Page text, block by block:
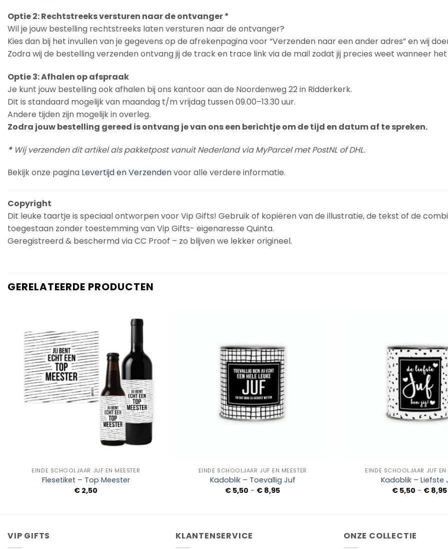
Optie 2: Rechtstreeks versturen naar de ontvanger *
Wil je jouw bestelling rechtstreeks laten versturen naar de ontvanger?
Kies dan bij het invullen van je gegevens op de afrekenpagina voor “Verzenden naar een ander adres” en wij
Zodra wij de bestelling verzenden ontvang jij de track en trace link via de mail zodat jij precies weet wanneer
Optie 3: Afhalen op afspraak
Je kunt jouw bestelling ook afhalen bij ons kantoor aan de Noordenweg 22 in Ridderkerk.
Dit is standaard mogelijk van maandag t/m vrijdag tussen 09.00–13.30 uur.
Andere tijden zijn mogelijk in overleg.
Zodra jouw bestelling gereed is ontvang je van ons een berichtje om de tijd en datum af te spreken.
*Wij verzenden dit artikel als pakketpost vanuit Nederland via MyParcel met PostNL of DHL.
Bekijk onze pagina Levertijd en Verzendenvoor alle verdere informatie.
Copyright
Dit leuke taartje is speciaal ontworpen voor Vip Gifts! Gebruik of kopiëren van de illustratie, de tekst of de
toegestaan zonder toestemming van Vip Gifts- eigenaresse Quinta.
Geregistreerd & beschermd via CC Proof – zo blijven we lekker origineel.
GERELATEERDE PRODUCTEN
EINDE SCHOOLJAAR JUF EN MEESTER
Flesetiket – Top Meester
€ 2,50
EINDE SCHOOLJAAR JUF EN MEESTER
Kadoblik – Toevallig Juf
€ 5,50 - € 8,95Prijsklasse:
EINDE SCHOOLJAAR JUF EN
Kadoblik – Liefste
€5,50 - €8,95
VIP GIFTS KLANTENSERVICE ONZE COLLECTIE